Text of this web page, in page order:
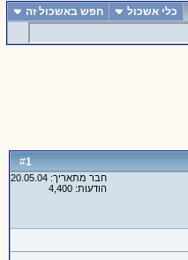
כלי אשכול חפש באשכול זה
#
1
חבר מתאריך: 20.05.04
הודעות: 4,400